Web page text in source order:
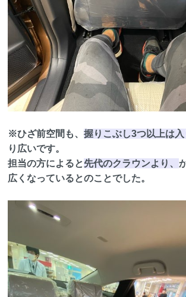
※ひざ前空間も、 握りこぶし3つ以上は入
り広いです。
担当の方によると先代のクラウンより、
広くなっているとのことでした。